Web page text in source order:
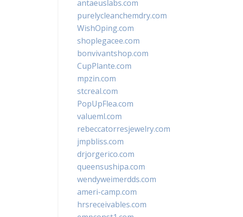
antaeuslabs.com
purelycleanchemdry.com
WishOping.com
shoplegacee.com
bonvivantshop.com
CupPlante.com
mpzin.com
stcreal.com
PopUpFlea.com
valueml.com
rebeccatorresjewelry.com
jmpbliss.com
drjorgerico.com
queensushipa.com
wendyweimerdds.com
ameri-camp.com
hrsreceivables.com